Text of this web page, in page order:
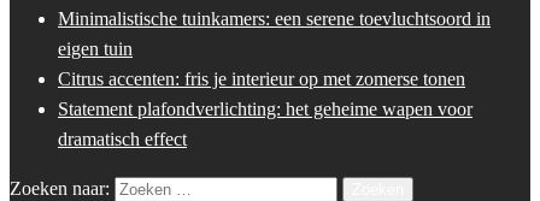
Minimalistische tuinkamers: een serene toevluchtsoord in
eigen tuin
Citrus accenten: fris je interieur op met zomerse tonen
Statement plafondverlichting: het geheime wapen voor
dramatisch effect
Zoeken naar: